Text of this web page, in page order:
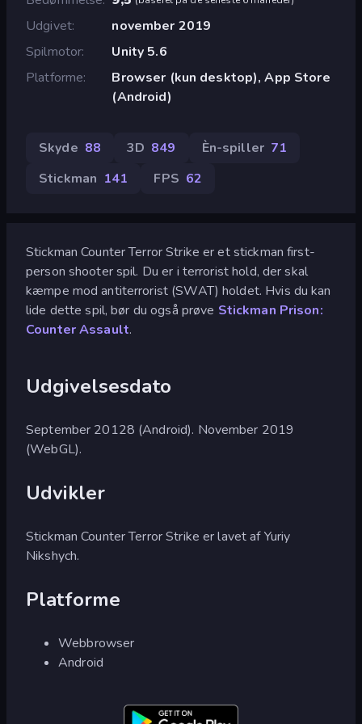
Udgivet
november 2019
Spilmotor
Unity 5.6
Platforme
Browser (kun desktop), App Store
(Android)
Skyde 88 3D 849 Èn-spiller 71
Stickman 141 FPS 62
Stickman Counter Terror Strike er et stickman first-
person shooter spil. Du er i terrorist hold, der skal
kæmpe mod antiterrorist (SWAT) holdet. Hvis du kan
lide dette spil, bør du også prøve Stickman Prison:
Counter Assault.
Udgivelsesdato
September 20128 (Android). November 2019
(WebGL).
Udvikler
Stickman Counter Terror Strike er lavet af Yuriy
Nikshych.
Platforme
Webbrowser
Android